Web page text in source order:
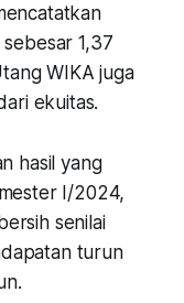
1,37
WIKA juga
ekuitas.
hasil yang
I/2024,
senilai
turun